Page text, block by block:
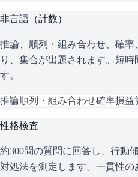
非言語（計数）
推論、順列・組み合わせ、確
り、集合が出題されます。短
す。
推論順列・組み合わせ確率損益
性格検査
約300問の質問に回答し、行動
対処法を測定します。一貫性の